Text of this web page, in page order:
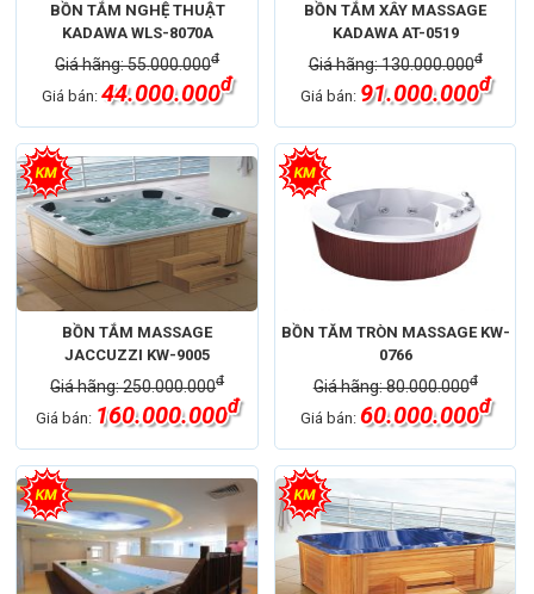
BỒN TẮM NGHỆ THUẬT
KADAWA WLS-8070A
Giá hãng: 55.000.000đ
Giá bán:44.000.000đ
BỒN TẮM XÂY MASSAGE
KADAWA AT-0519
Giá hãng: 130.000.000đ
Giá bán: 91.000.000đ
BỒN TẮM MASSAGE
JACCUZZI KW-9005
Giá hãng: 250.000.000đ
Giá bán: 160.000.000đ
BỒN TĂM TRÒN MASSAGE KW-
0766
Giá hãng: 80.000.000đ
Giá bán: 60.000.000đ